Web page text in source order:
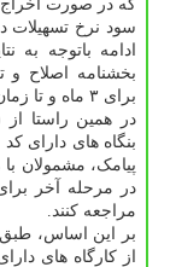
که در صورت اخراج
ادامه باتوجه به
بخشنامه اصلاح و
برای ۳ ماه و تا زمان پرداخت تسهیلات در نظر گرفته شد.
در همین راستا از ۲۵ اردیبهشت ماه سامانه کارا بمنظور
بنگاه های دارای
پیامک، مشمولان
مراجعه کنند.
از کارگاه های